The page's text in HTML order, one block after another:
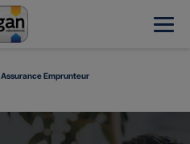
Assurance Emprunteur